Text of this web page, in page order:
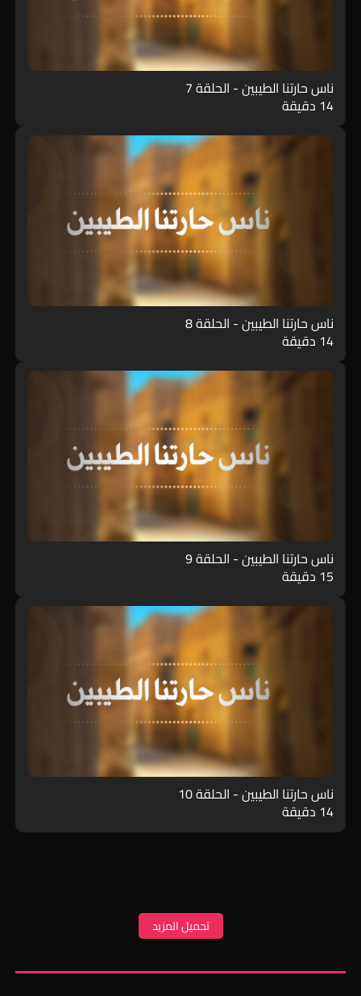
ناس حارتنا الطيبين - الحلقة 7
14 دقيقة
ناس حارتنا الطيبين - الحلقة 8
14 دقيقة
ناس حارتنا الطيبين - الحلقة 9
15 دقيقة
ناس حارتنا الطيبين - الحلقة 10
14 دقيقة
تحميل المزيد